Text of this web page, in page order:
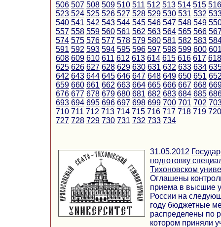
506 507 508 509 510 511 512 513 514 515 516
523 524 525 526 527 528 529 530 531 532
540 541 542 543 544 545 546 547 548 549
557 558 559 560 561 562 563 564 565 566
574 575 576 577 578 579 580 581 582 583
591 592 593 594 595 596 597 598 599 600
608 609 610 611 612 613 614 615 616 617 618
625 626 627 628 629 630 631 632 633 634
642 643 644 645 646 647 648 649 650 651
659 660 661 662 663 664 665 666 667 668
676 677 678 679 680 681 682 683 684 685
693 694 695 696 697 698 699 700 701 702
710 711 712 713 714 715 716 717 718 719 720
727 728 729 730 731 732 733 734
31.05.2012
подготовку
Тихоновском
Оглашены
приема в высшие
России на
году бюджетные
распределены по
котором приняли